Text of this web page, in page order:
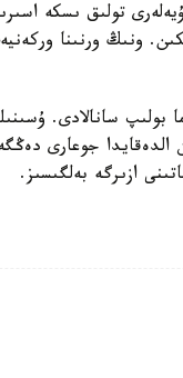
تولىق ىسكە
ونىڭ ورنىنا
بولىپ سانالادى.
الدەقايدا جوعارى
ازىرگە بەلگىسىز.